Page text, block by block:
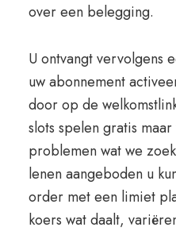
over een belegging.
U ontvangt vervolgens
uw abonnement
door op de
slots spelen gratis
problemen wat we
lenen aangeboden u
order met een limiet
koers wat daalt,